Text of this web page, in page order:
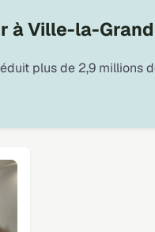
à Ville-la-Grand
plus de 2,9 millions